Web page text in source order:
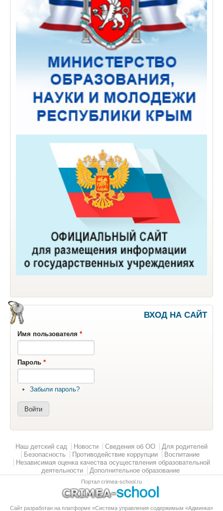
ВХОД НА САЙТ
Имя пользователя *
Пароль *
Забыли пароль?
Главное меню
Наш детский сад Новости Сведения об ОО
Для родителей
Безопасность
Противодействие коррупции
Воспитание
Независимая оценка качества осуществления образовательной
деятельности
Дополнительное образование
Портал crimea-school.ru
Сайт разработан на платформе «Система управления содержимым «Админка»